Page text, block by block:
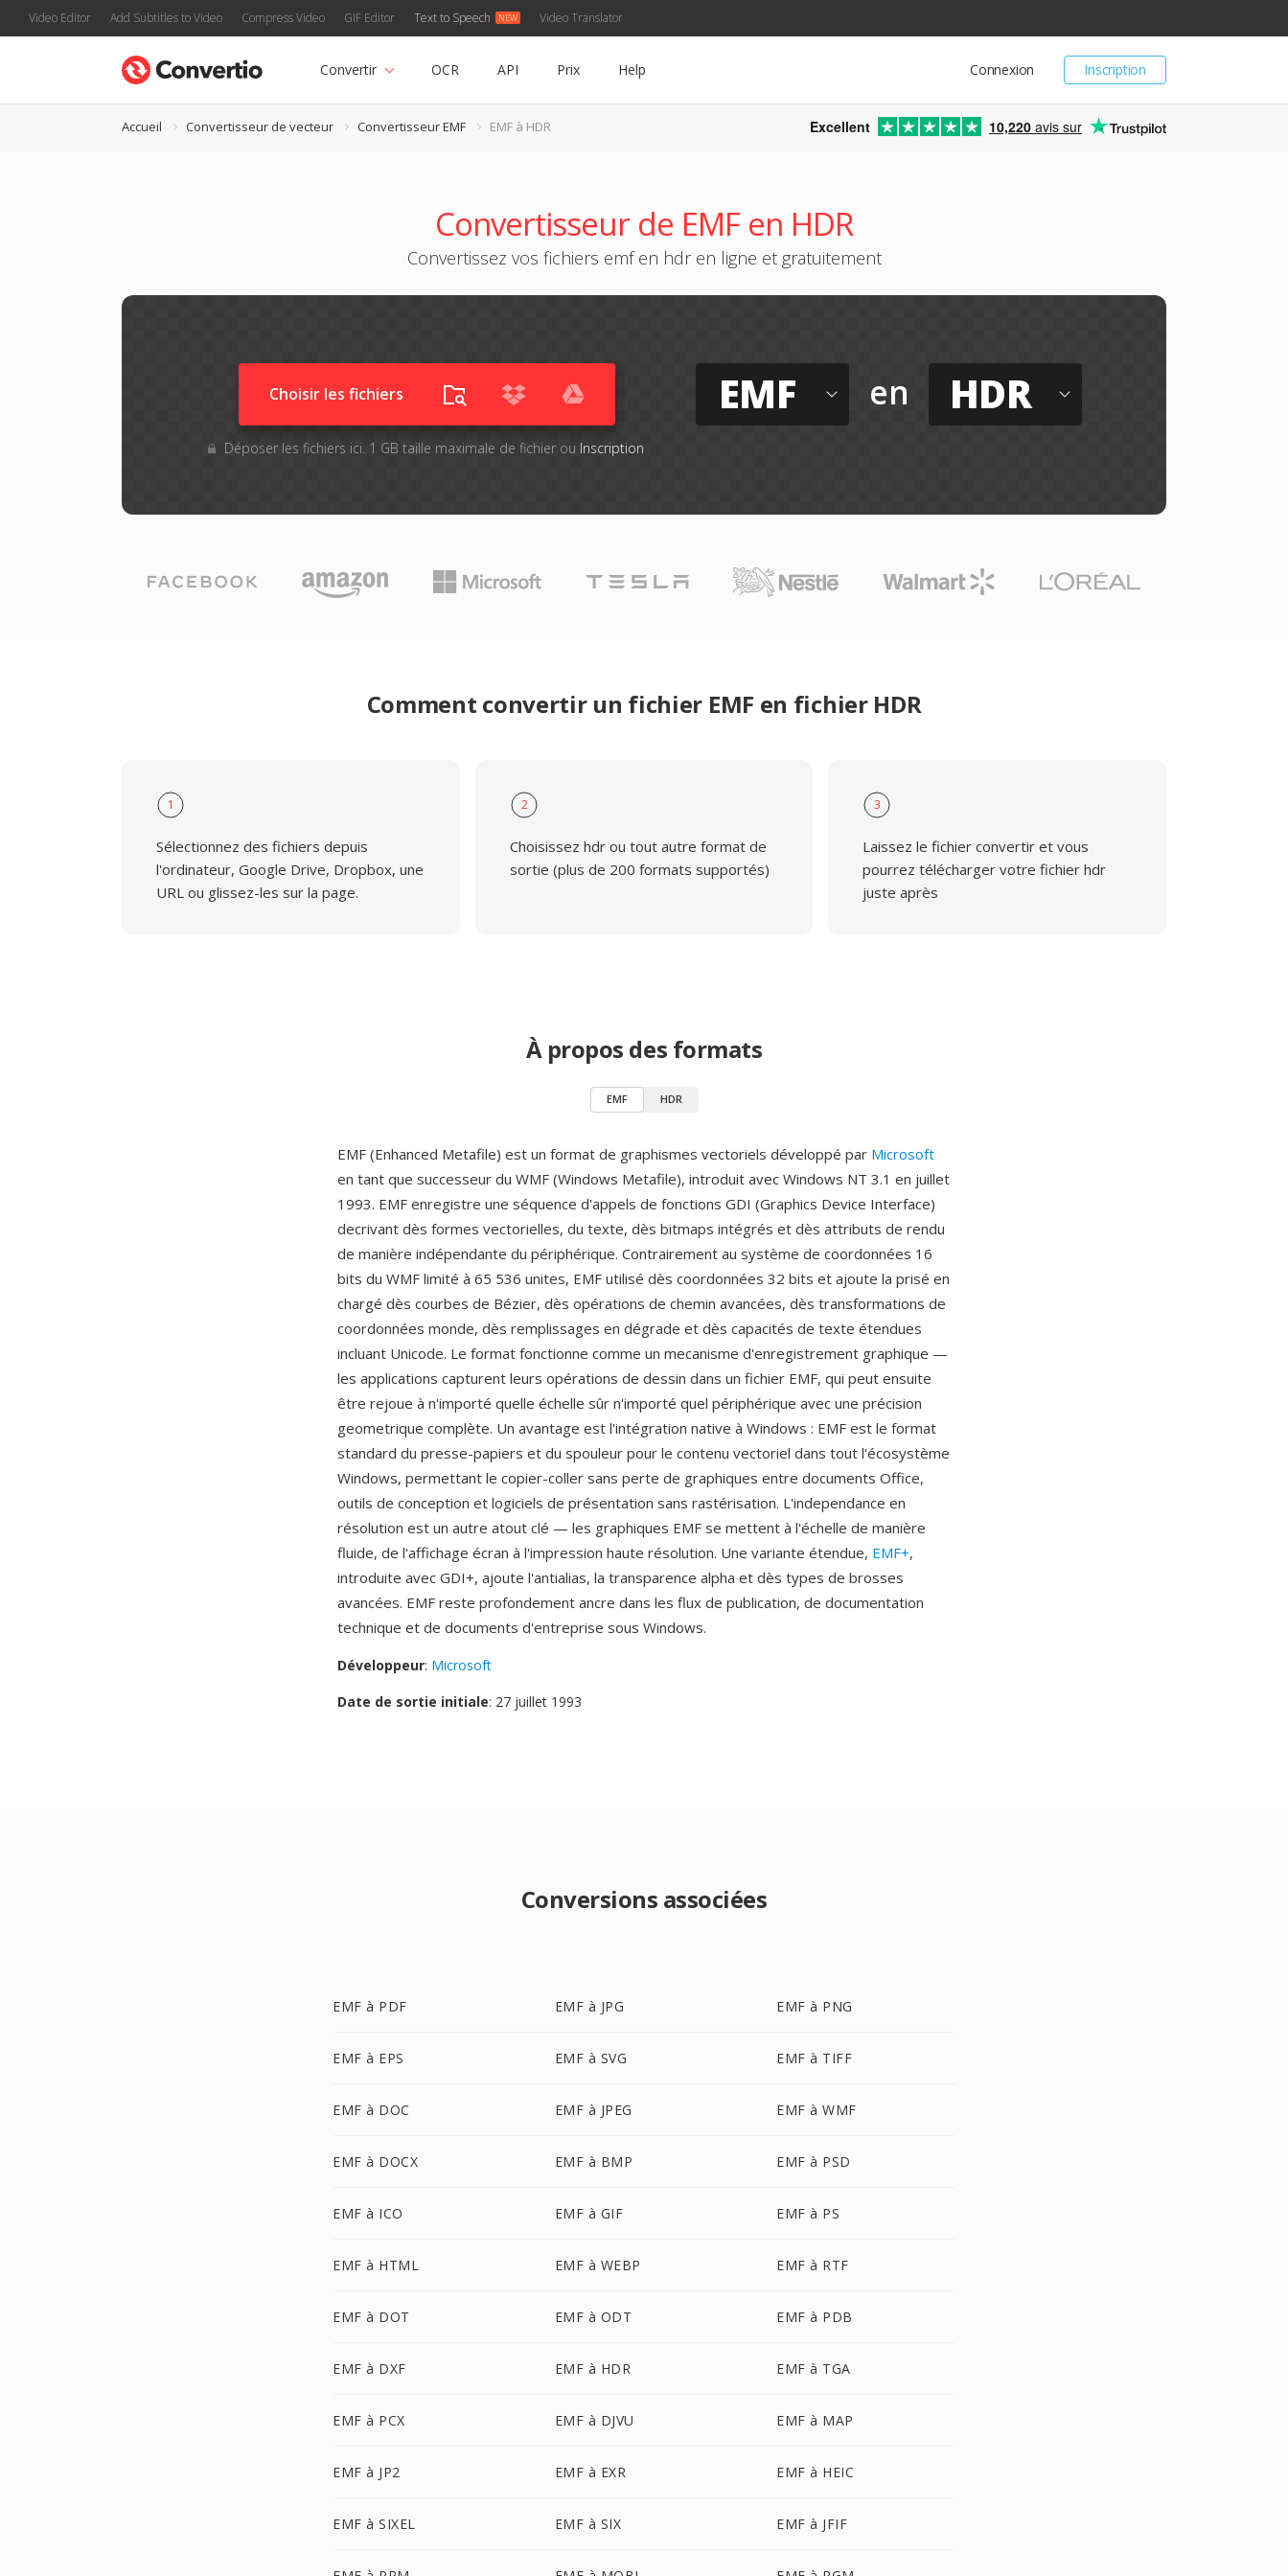
Video Editor Add Subtitles to Video Compress Video GIF Editor Text to Speech Video Translator
Inscription
Connexion
Convertir OCR API Prix Help
Accueil Convertisseur de vecteur Convertisseur EMF EMF à HDR Excellent 10,220 avis sur
Convertisseur de EMF en HDR
Convertissez vos fichiers emf en hdr en ligne et gratuitement
Choisir les fichiers
Déposer les fichiers ici. 1 GB taille maximale de fichier ou Inscription
EMF en HDR
Comment convertir un fichier EMF en fichier HDR
1
Sélectionnez des fichiers depuis
l'ordinateur, Google Drive, Dropbox, une
URL ou glissez-les sur la page.
2
Choisissez hdr ou tout autre format de
sortie (plus de 200 formats supportés)
3
Laissez le fichier convertir et vous
pourrez télécharger votre fichier hdr
juste après
À propos des formats
EMF HDR
EMF (Enhanced Metafile) est un format de graphismes vectoriels développé par Microsoft
en tant que successeur du WMF (Windows Metafile), introduit avec Windows NT 3.1 en juillet
1993. EMF enregistre une séquence d'appels de fonctions GDI (Graphics Device Interface)
decrivant dès formes vectorielles, du texte, dès bitmaps intégrés et dès attributs de rendu
de manière indépendante du périphérique. Contrairement au système de coordonnées 16
bits du WMF limité à 65 536 unites, EMF utilisé dès coordonnées 32 bits et ajoute la prisé en
chargé dès courbes de Bézier, dès opérations de chemin avancées, dès transformations de
coordonnées monde, dès remplissages en dégrade et dès capacités de texte étendues
incluant Unicode. Le format fonctionne comme un mecanisme d'enregistrement graphique —
les applications capturent leurs opérations de dessin dans un fichier EMF, qui peut ensuite
être rejoue à n'importé quelle échelle sûr n'importé quel périphérique avec une précision
geometrique complète. Un avantage est l'intégration native à Windows : EMF est le format
standard du presse-papiers et du spouleur pour le contenu vectoriel dans tout l'écosystème
Windows, permettant le copier-coller sans perte de graphiques entre documents Office,
outils de conception et logiciels de présentation sans rastérisation. L'independance en
résolution est un autre atout clé — les graphiques EMF se mettent à l'échelle de manière
fluide, de l'affichage écran à l'impression haute résolution. Une variante étendue, EMF+,
introduite avec GDI+, ajoute l'antialias, la transparence alpha et dès types de brosses
avancées. EMF reste profondement ancre dans les flux de publication, de documentation
technique et de documents d'entreprise sous Windows.
Développeur: Microsoft
Date de sortie initiale: 27 juillet 1993
Conversions associées
EMF à PDF EMF à JPG EMF à PNG
EMF à EPS EMF à SVG EMF à TIFF
EMF à DOC EMF à JPEG EMF à WMF
EMF à DOCX EMF à BMP EMF à PSD
EMF à ICO EMF à GIF EMF à PS
EMF à HTML EMF à WEBP EMF à RTF
EMF à DOT EMF à ODT EMF à PDB
EMF à DXF EMF à HDR EMF à TGA
EMF à PCX EMF à DJVU EMF à MAP
EMF à JP2 EMF à EXR EMF à HEIC
EMF à SIXEL EMF à SIX EMF à JFIF